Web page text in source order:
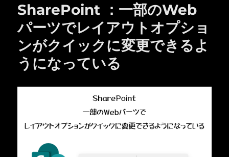
SharePoint ：一部のWeb
パーツでレイアウトオプショ
ンがクイックに変更できるよ
うになっている